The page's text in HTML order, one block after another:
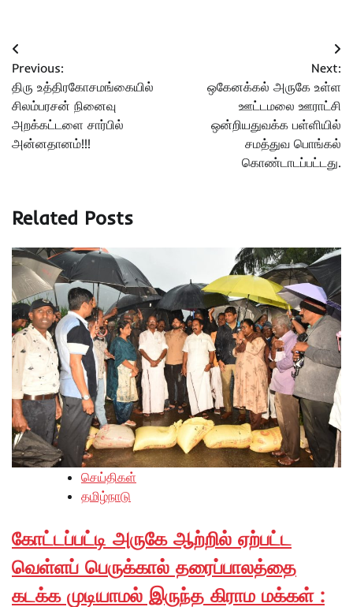
Post
navigation
Previous:
திரு உத்திரகோசமங்கையில்
சிலம்பரசன் நினைவு
அறக்கட்டளை சார்பில்
அன்னதானம்!!!
Next:
ஒகேனக்கல் அருகே உள்ள
ஊட்டமலை ஊராட்சி
ஒன்றியதுவக்க பள்ளியில்
சமத்துவ பொங்கல்
கொண்டாடப்பட்டது.
Related Posts
செய்திகள்
தமிழ்நாடு
கோட்டப்பட்டி அருகே ஆற்றில் ஏற்பட்ட
வெள்ளப் பெருக்கால் தரைப்பாலத்தை
கடக்க முடியாமல் இருந்த கிராம மக்கள் :